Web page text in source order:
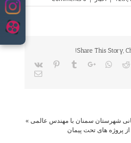
content
Share This Story,
Reddit
Whatsapp
Google+
Tumblr
Pinterest
Vk
Email
شهرستان سمنان با مهندس عالمی»
پروژه های تحت پیمان